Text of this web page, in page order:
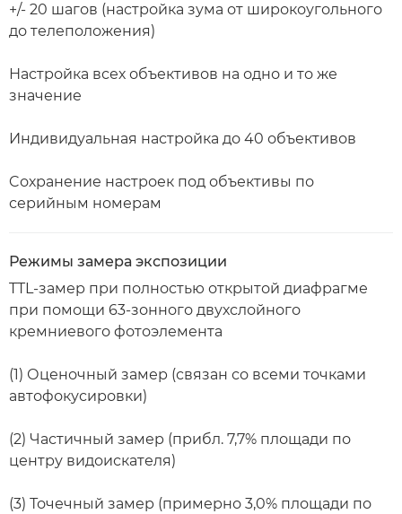
+/- 20 шагов (настройка зума от широкоугольного
до телеположения)
Настройка всех объективов на одно и то же
значение
Индивидуальная настройка до 40 объективов
Cохранение настроек под объективы по
серийным номерам
Режимы замера экспозиции
TTL-замер при полностью открытой диафрагме
при помощи 63-зонного двухслойного
кремниевого фотоэлемента
(1) Оценочный замер (связан со всеми точками
автофокусировки)
(2) Частичный замер (прибл. 7,7% площади по
центру видоискателя)
(3) Точечный замер (примерно 3,0% площади по